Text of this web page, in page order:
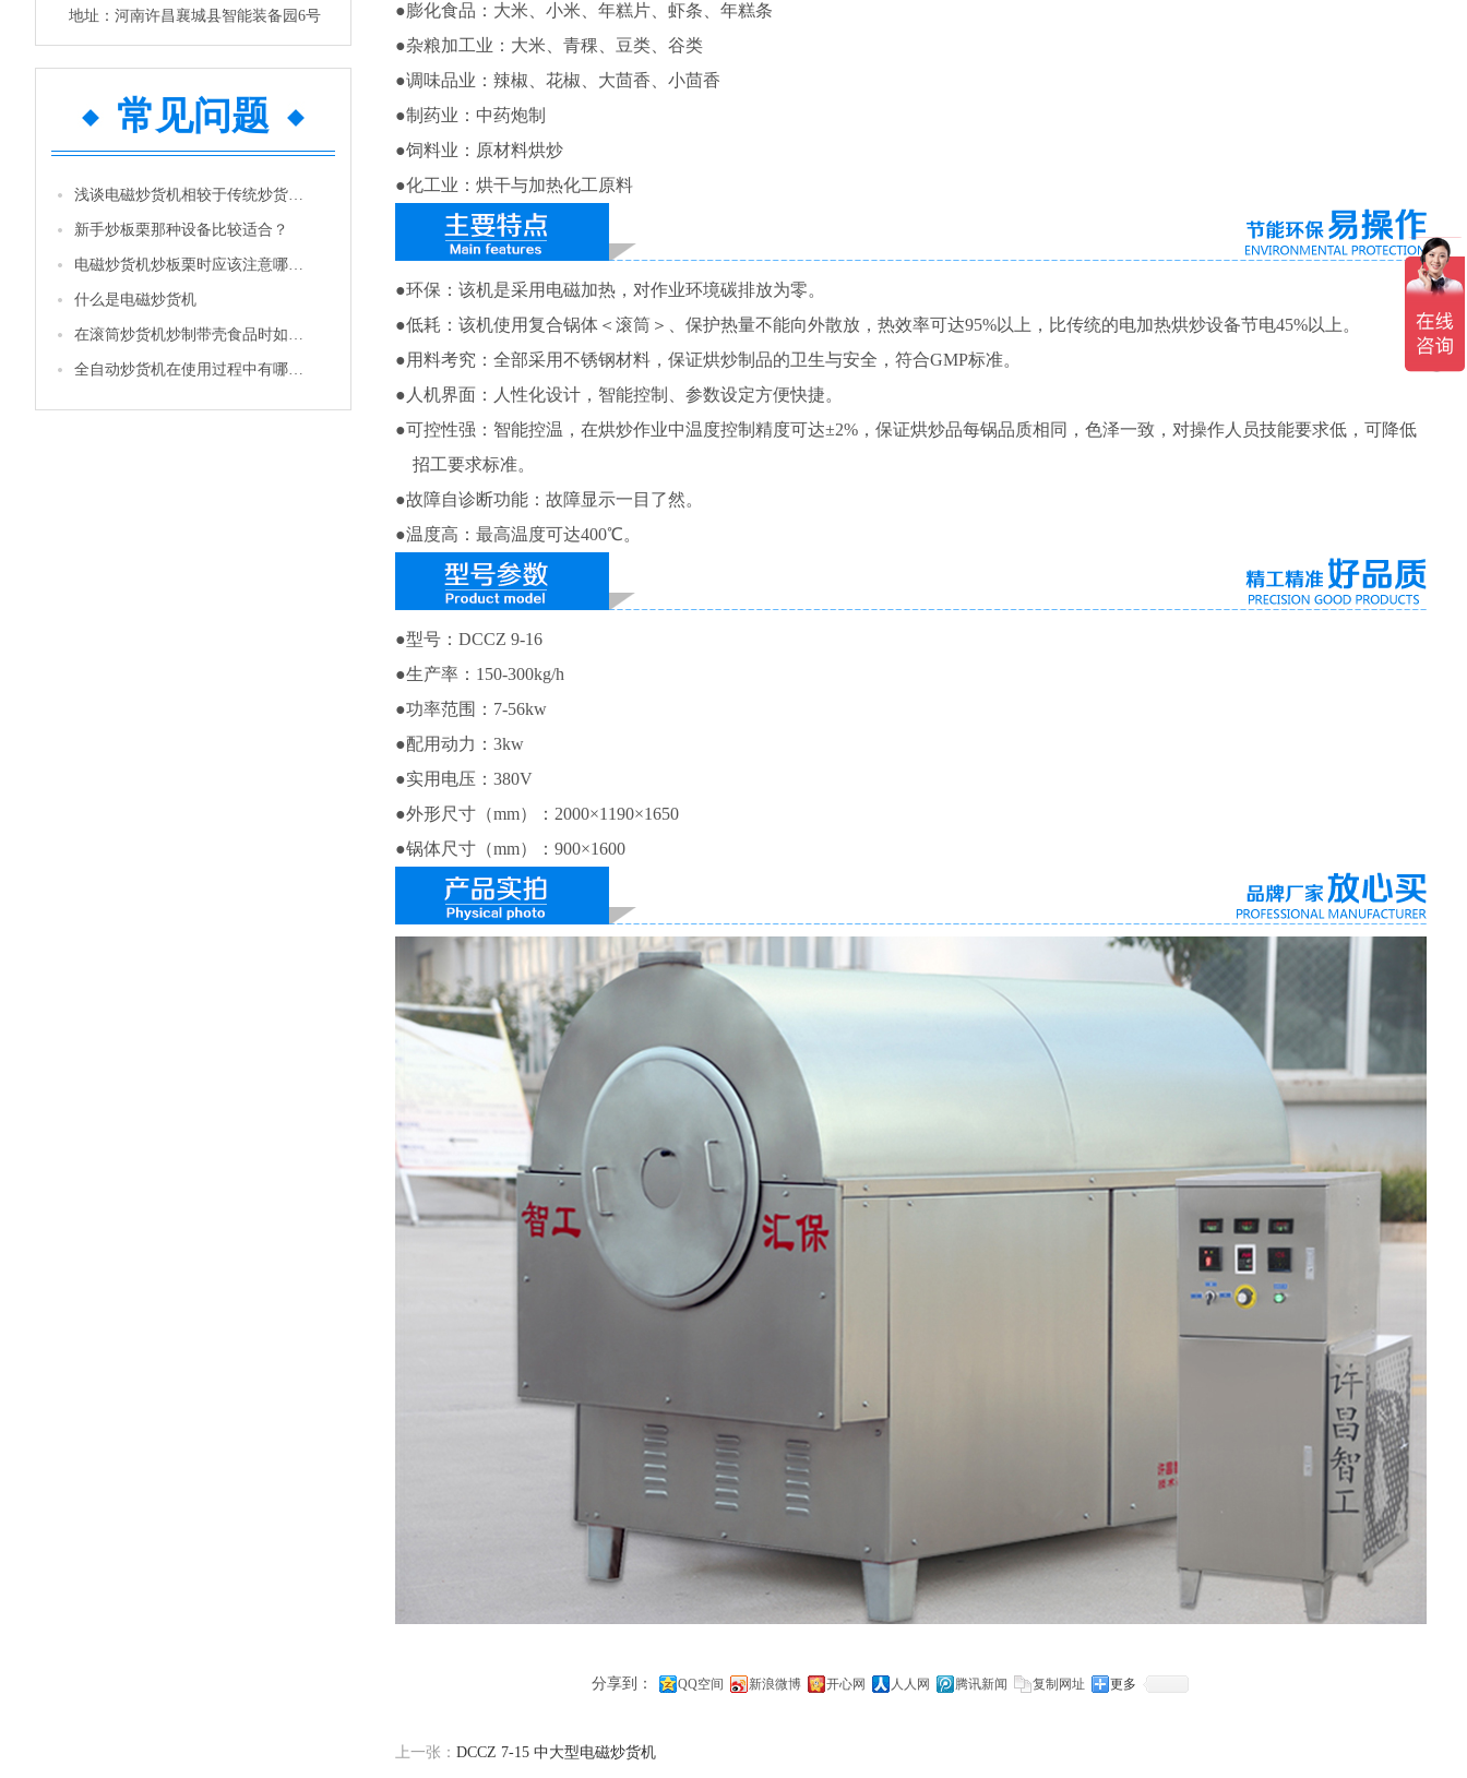
地址：河南许昌襄城县智能装备园6号
常见问题
浅谈电磁炒货机相较于传统炒货机的优势
新手炒板栗那种设备比较适合？
电磁炒货机炒板栗时应该注意哪些问题
什么是电磁炒货机
在滚筒炒货机炒制带壳食品时如花生等，怎样才能使它的卖相更好
全自动炒货机在使用过程中有哪些注意事项
●膨化食品：大米、小米、年糕片、虾条、年糕条
●杂粮加工业：大米、青稞、豆类、谷类
●调味品业：辣椒、花椒、大茴香、小茴香
●制药业：中药炮制
●饲料业：原材料烘炒
●化工业：烘干与加热化工原料
●环保：该机是采用电磁加热，对作业环境碳排放为零。
●低耗：该机使用复合锅体＜滚筒＞、保护热量不能向外散放，热效率可达95%以上，比传统的电加热烘炒设备节电45%以上。
●用料考究：全部采用不锈钢材料，保证烘炒制品的卫生与安全，符合GMP标准。
● 人机界面：人性化设计，智能控制、参数设定方便快捷。
●可控性强：智能控温，在烘炒作业中温度控制精度可达±2% ，保证烘炒品每锅品质相同，色泽一致，对操作人员技能要求低，可降低
招工要求标准。
●故障自诊断功能：故障显示一目了然。
●温度高：最高温度可达400℃。
●型号：DCCZ 9-16
●生产率：150-300kg/h
●功率范围：7-56kw
●配用动力：3kw
●实用电压：380V
●外形尺寸（mm）：2000×1190×1650
●锅体尺寸（mm）：900×1600
分享到： QQ空间 新浪微博 开心网 人人网 腾讯新闻 复制网址 更多
上一张： DCCZ 7-15 中大型电磁炒货机